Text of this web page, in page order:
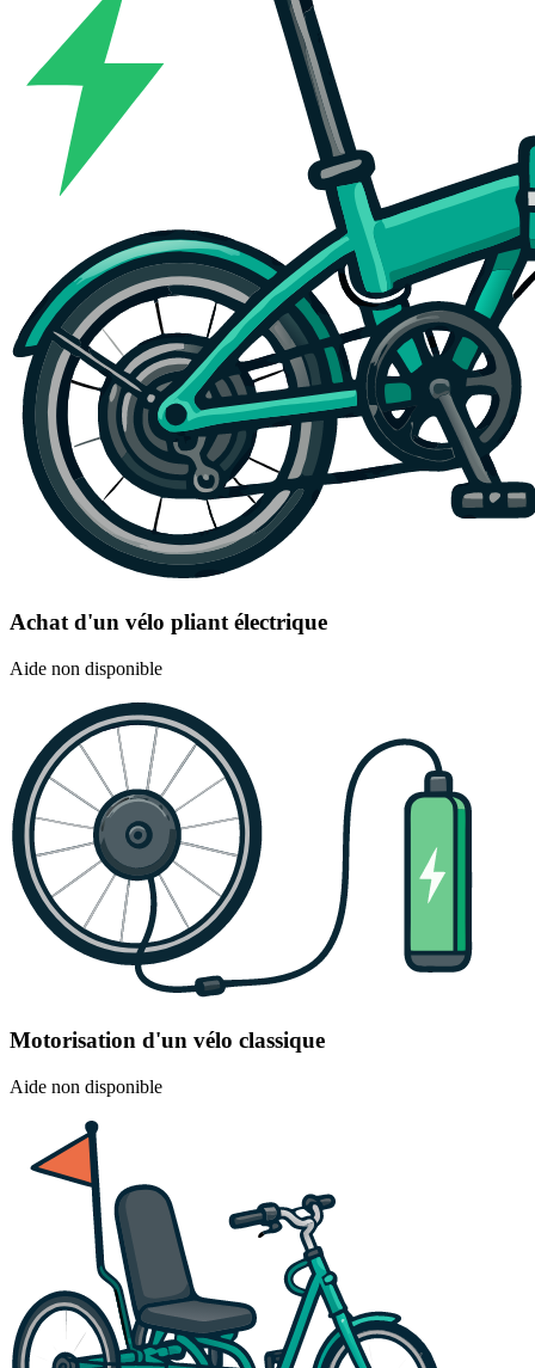
Achat d'un vélo pliant électrique
Aide non disponible
Motorisation d'un vélo classique
Aide non disponible